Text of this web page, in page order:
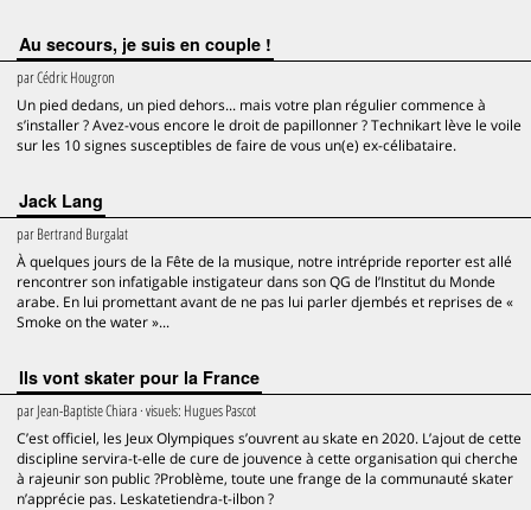
Au secours, je suis en couple !
parCédric Hougron
Un pied dedans, un pied dehors... mais votre plan régulier commence à
s’installer ? Avez-vous encore le droit de papillonner ? Technikart lève le voile
sur les 10 signes susceptibles de faire de vous un(e) ex-célibataire.
Jack Lang
parBertrand Burgalat
À quelques jours de la Fête de la musique, notre intrépride reporter est allé
rencontrer son infatigable instigateur dans son QG de l’Institut du Monde
arabe. En lui promettant avant de ne pas lui parler djembés et reprises de «
Smoke on the water »...
Ils vont skater pour la France
parJean-Baptiste Chiara · visuels: Hugues Pascot
C’est officiel, les Jeux Olympiques s’ouvrent au skate en 2020. L’ajout de cette
discipline servira-t-elle de cure de jouvence à cette organisation qui cherche
à rajeunir son public ?Problème, toute une frange de la communauté skater
n’apprécie pas. Leskatetiendra-t-ilbon ?